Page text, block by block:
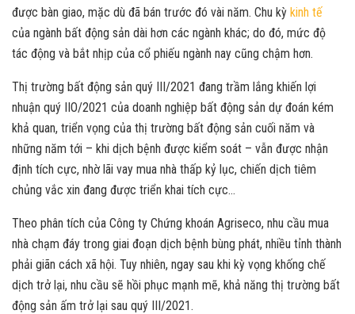
được bàn giao, mặc dù đã bán trước đó vài năm. Chu kỳ kinh tế
của ngành bất động sản dài hơn các ngành khác; do đó, mức độ
tác động và bắt nhịp của cổ phiếu ngành nay cũng chậm hơn.
Thị trường bất động sản quý III/2021 đang trầm lắng khiến lợi
nhuận quý IIO/2021 của doanh nghiệp bất động sản dự đoán kém
khả quan, triển vọng của thị trường bất động sản cuối năm và
những năm tới – khi dịch bệnh được kiểm soát – vẫn được nhận
định tích cực, nhờ lãi vay mua nhà thấp kỷ lục, chiến dịch tiêm
chủng vắc xin đang được triển khai tích cực…
Theo phân tích của Công ty Chứng khoán Agriseco, nhu cầu mua
nhà chạm đáy trong giai đoạn dịch bệnh bùng phát, nhiều tỉnh thành
phải giãn cách xã hội. Tuy nhiên, ngay sau khi kỳ vọng khống chế
dịch trở lại, nhu cầu sẽ hồi phục mạnh mẽ, khả năng thị trường bất
động sản ấm trở lại sau quý III/2021.